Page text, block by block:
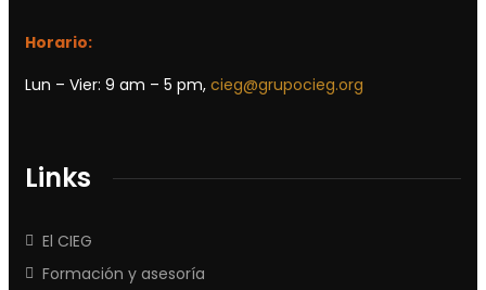
Horario:
Lun – Vier: 9 am – 5 pm, cieg@grupocieg.org
Links
El CIEG
Formación y asesoría